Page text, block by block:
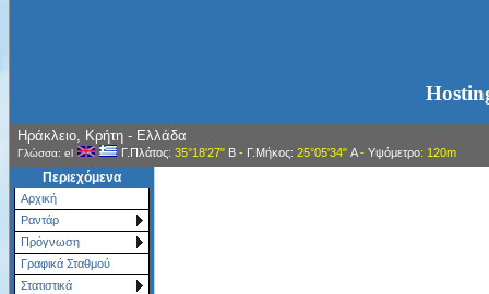
Ηράκλειο, Κρήτη - Ελλάδα
Γλώσσα: el Γ.Πλάτος: 35°18'27" Β- Γ.Μήκος: 25°05'34" Α- Υψόμετρο: 120m
Περιεχόμενα
Αρχική
Ραντάρ
Πρόγνωση
Γραφικά Σταθμού
Στατιστικά